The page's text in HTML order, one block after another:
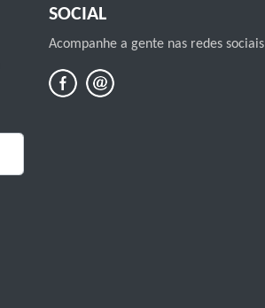
SOCIAL
Acompanhe a gente nas redes sociais